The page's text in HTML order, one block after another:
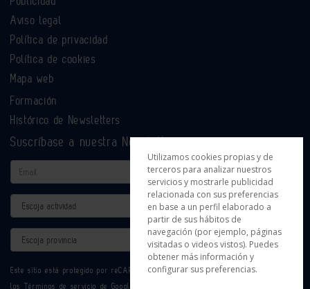
Aviso legal
Política de privacidad
Política de cookies
Mapa web
Formación
Histórico de Newsletters
Suscríbase a nuestra Newsletter
Email
Actividad
Provincia
Este sitio está protegido por reCAPTCHA y se aplican laPolítica de privacidad
los Términos de servicio de Google.
Utilizamos cookies propias y de
terceros para analizar nuestros
servicios y mostrarle publicidad
relacionada con sus preferencias
en base a un perfil elaborado a
partir de sus hábitos de
navegación (por ejemplo, páginas
visitadas o videos vistos). Puedes
obtener más información y
configurar sus preferencias.